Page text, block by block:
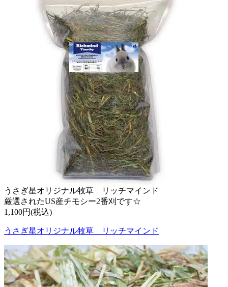
うさぎ星オリジナル牧草 リッチマインド
厳選されたUS産チモシー2番刈です☆
1,100円(税込)
うさぎ星オリジナル牧草 リッチマインド